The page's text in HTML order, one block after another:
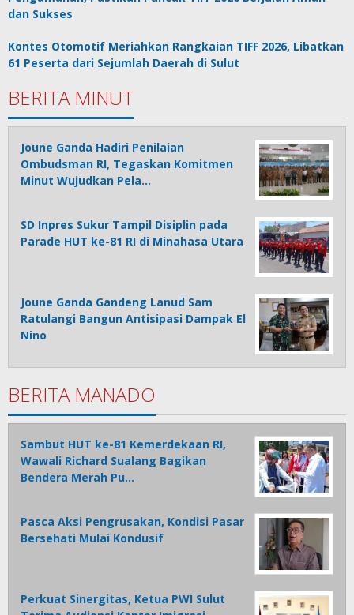
dan Sukses
Kontes Otomotif Meriahkan Rangkaian TIFF 2026, Libatkan
61 Peserta dari Sejumlah Daerah di Sulut
BERITA MINUT
Joune Ganda Hadiri Penilaian
Ombudsman RI, Tegaskan Komitmen
Minut Wujudkan Pela…
SD Inpres Sukur Tampil Disiplin pada
Parade HUT ke-81 RI di Minahasa Utara
Joune Ganda Gandeng Lanud Sam
Ratulangi Bangun Antisipasi Dampak El
Nino
BERITA MANADO
Sambut HUT ke-81 Kemerdekaan RI,
Wawali Richard Sualang Bagikan
Bendera Merah Pu…
Pasca Aksi Pengrusakan, Kondisi Pasar
Bersehati Mulai Kondusif
Perkuat Sinergitas, Ketua PWI Sulut